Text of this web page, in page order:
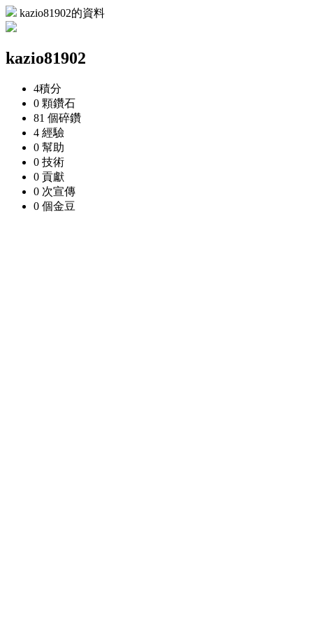
kazio81902的資料
kazio81902
4積分
0 顆鑽石
81 個碎鑽
4 經驗
0 幫助
0 技術
0 貢獻
0 次宣傳
0 個金豆